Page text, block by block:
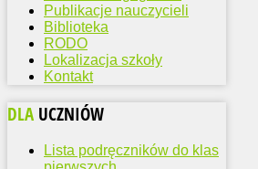
Publikacje nauczycieli
Biblioteka
RODO
Lokalizacja szkoły
Kontakt
DLA UCZNIÓW
Lista podręczników do klas